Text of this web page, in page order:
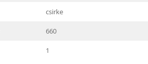
csirke
660
1